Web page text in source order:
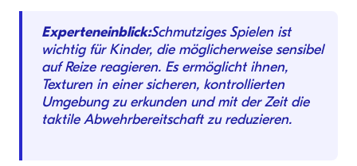
Experteneinblick:Schmutziges Spielen ist
wichtig für Kinder, die möglicherweise sensibel
auf Reize reagieren. Es ermöglicht ihnen,
Texturen in einer sicheren, kontrollierten
Umgebung zu erkunden und mit der Zeit die
taktile Abwehrbereitschaft zu reduzieren.